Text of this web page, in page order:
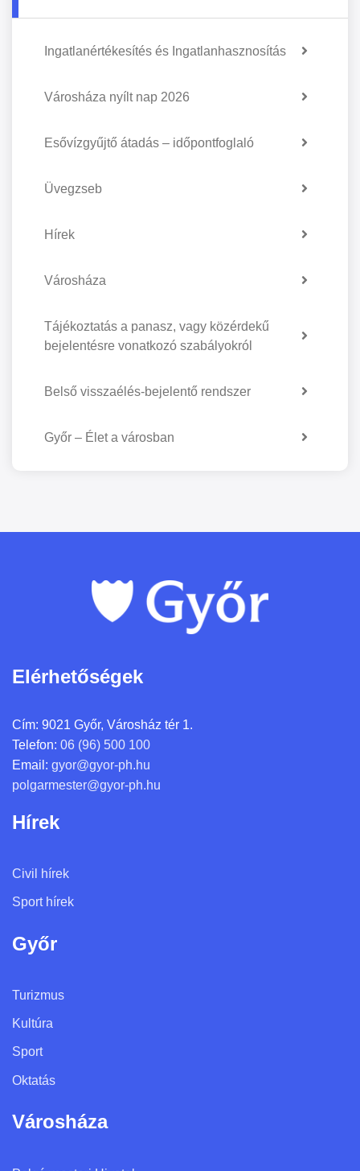
Ingatlanértékesítés és Ingatlanhasznosítás
Városháza nyílt nap 2026
Esővízgyűjtő átadás – időpontfoglaló
Üvegzseb
Hírek
Városháza
Tájékoztatás a panasz, vagy közérdekű
bejelentésre vonatkozó szabályokról
Belső visszaélés-bejelentő rendszer
Győr – Élet a városban
Elérhetőségek
Cím: 9021 Győr, Városház tér 1.
Telefon: 06 (96) 500 100
Email: gyor@gyor-ph.hu
polgarmester@gyor-ph.hu
Hírek
Civil hírek
Sport hírek
Győr
Turizmus
Kultúra
Sport
Oktatás
Városháza